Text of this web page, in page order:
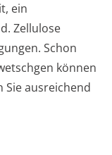
ein
Zellulose
Schon
können
Sie ausreichend